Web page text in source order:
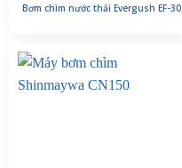
Bơm chìm nước thải Evergush EF-30